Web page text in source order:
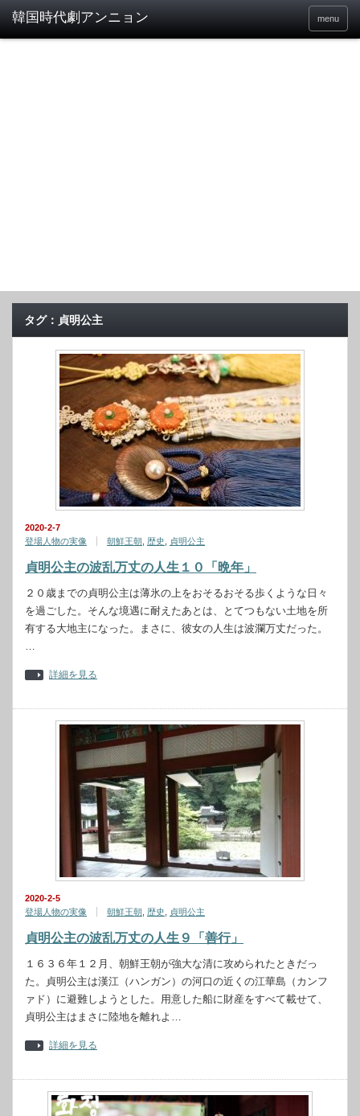
menu
タグ：貞明公主
2020-2-7
登場人物の実像
朝鮮王朝 歴史 貞明公主
貞明公主の波乱万丈の人生１０「晩年」
２０歳までの貞明公主は薄氷の上をおそるおそる歩くような日々
を過ごした。そんな境遇に耐えたあとは、とてつもない土地を所
有する大地主になった。まさに、彼女の人生は波瀾万丈だった。
…
詳細を見る
2020-2-5
登場人物の実像
朝鮮王朝 歴史 貞明公主
貞明公主の波乱万丈の人生９「善行」
１６３６年１２月、朝鮮王朝が強大な清に攻められたときだっ
た。貞明公主は漢江（ハンガン）の河口の近くの江華島（カンフ
ァド）に避難しようとした。用意した船に財産をすべて載せて、
貞明公主はまさに陸地を離れよ…
詳細を見る